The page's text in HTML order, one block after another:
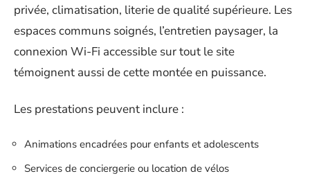
privée, climatisation, literie de qualité supérieure. Les
espaces communs soignés, l’entretien paysager, la
connexion Wi-Fi accessible sur tout le site
témoignent aussi de cette montée en puissance.
Les prestations peuvent inclure :
Animations encadrées pour enfants et adolescents
Services de conciergerie ou location de vélos